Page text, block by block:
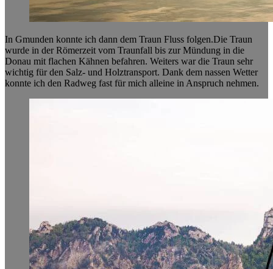
In Gmunden konnte ich dann dem Traun Fluss folgen.Die Traun
wurde in der Römerzeit vom Traunfall bis zur Mündung in die
Donau mit flachen Kähnen befahren. Weiters war die Traun sehr
wichtig für den Salz- und Holztransport. Dank dem nassen Wetter
konnte ich den Radweg fast für mich alleine in Anspruch nehmen.